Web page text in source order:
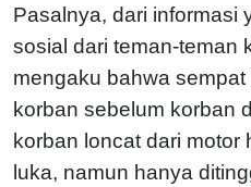
Pasalnya, dari informasi
sosial dari teman-teman
mengaku bahwa
korban sebelum korban
korban loncat dari motor
luka, namun hanya